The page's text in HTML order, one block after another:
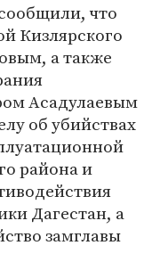
что
Кизлярского
а также
Асадулаевым
об убийствах
района и
Дагестан, а
замглавы